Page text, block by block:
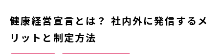
健康経営宣言とは？ 社内外に発信するメ
リットと制定方法